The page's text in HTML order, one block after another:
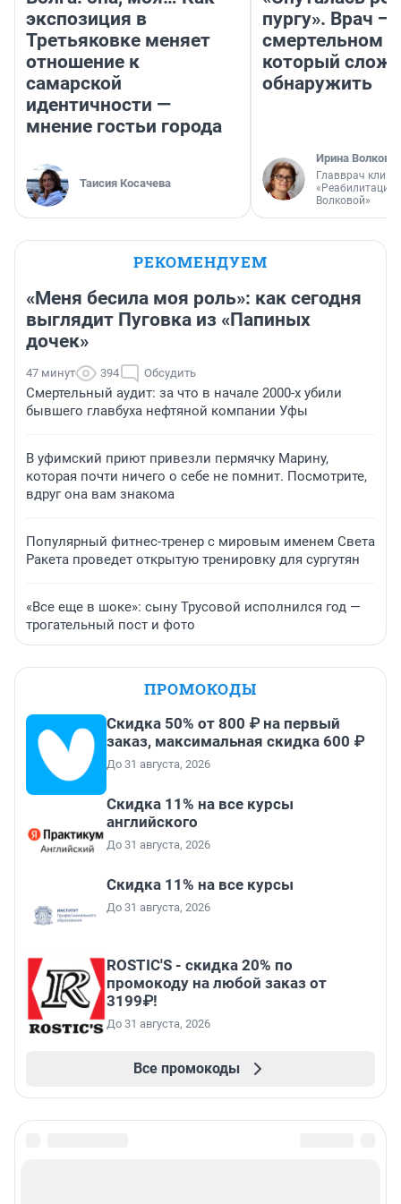
экспозиция в
Третьяковке меняет
отношение к
самарской
идентичности —
мнение гостьи города
Таисия Косачева
пургу». Врач —
смертельном
который
обнаружить
Ирина Волкова
Главврач
«Реабилитация
Волковой»
РЕКОМЕНДУЕМ
«Меня бесила моя роль»: как сегодня
выглядит Пуговка из «Папиных
дочек»
47 минут 394 Обсудить
Смертельный аудит: за что в начале 2000-х убили
бывшего главбуха нефтяной компании Уфы
В уфимский приют привезли пермячку Марину,
которая почти ничего о себе не помнит. Посмотрите,
вдруг она вам знакома
Популярный фитнес-тренер с мировым именем Света
Ракета проведет открытую тренировку для сургутян
«Все еще в шоке»: сыну Трусовой исполнился год —
трогательный пост и фото
ПРОМОКОДЫ
Скидка 50% от 800 ₽ на первый
заказ, максимальная скидка 600 ₽
До 31 августа, 2026
Скидка 11% на все курсы
английского
До 31 августа, 2026
Скидка 11% на все курсы
До 31 августа, 2026
ROSTIC'S - скидка 20% по
промокоду на любой заказ от
3199₽!
До 31 августа, 2026
Все промокоды